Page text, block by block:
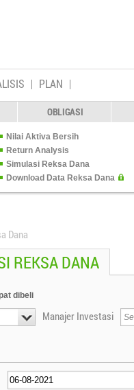
PLAN
OBLIGASI
Nilai Aktiva Bersih
Return Analysis
Simulasi Reksa Dana
Download Data Reksa Dana
Dana
REKSA DANA
dibeli
Manajer Investasi